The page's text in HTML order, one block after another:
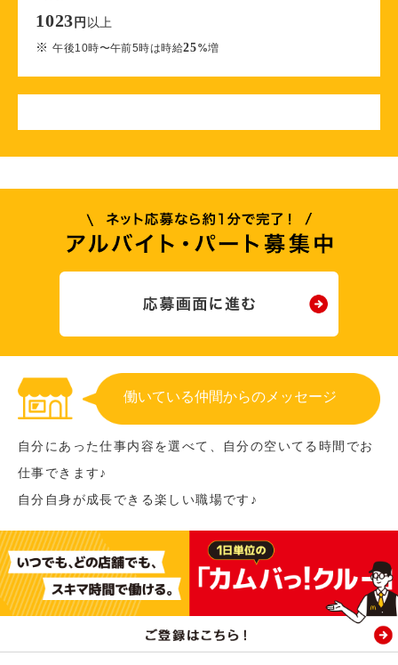
1023 円 以上
※午後10時〜午前5時は時給25%増
働いている仲間からのメッセージ
自分にあった仕事内容を選べて、自分の空いてる時間でお
仕事できます♪
自分自身が成長できる楽しい職場です♪